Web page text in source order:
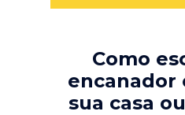
Como
encanador
sua casa